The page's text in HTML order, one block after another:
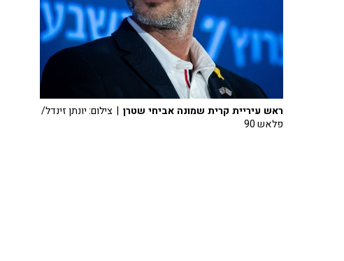
ראש עיריית קרית שמונה אביחי שטרן | צילום: יונתן זינדל/
פלאש 90